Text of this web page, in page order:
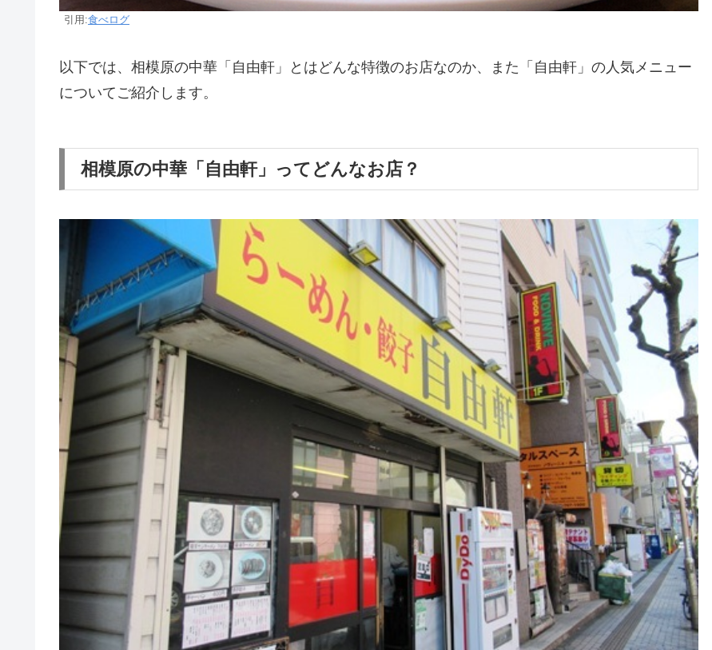
引用:食べログ
以下では、相模原の中華「自由軒」とはどんな特徴のお店なのか、また「自由軒」の人気メニュー
についてご紹介します。
相模原の中華「自由軒」ってどんなお店？